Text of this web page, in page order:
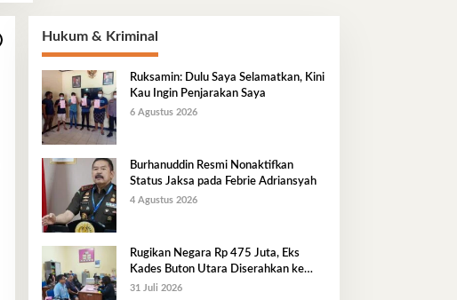
Hukum & Kriminal
Ruksamin: Dulu Saya Selamatkan, Kini
Kau Ingin Penjarakan Saya
6 Agustus 2026
Burhanuddin Resmi Nonaktifkan
Status Jaksa pada Febrie Adriansyah
4 Agustus 2026
Rugikan Negara Rp 475 Juta, Eks
Kades Buton Utara Diserahkan ke
Kejaksaan
31 Juli 2026